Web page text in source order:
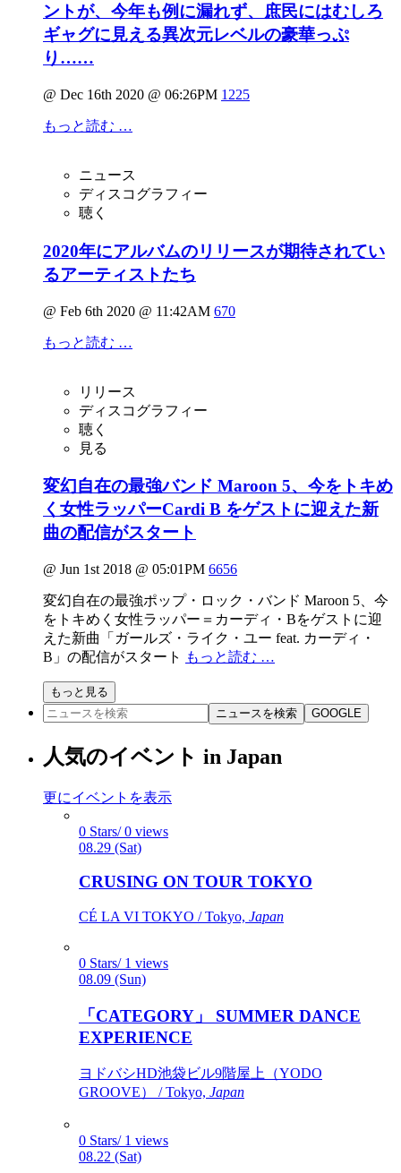
ントが、今年も例に漏れず、庶民にはむしろ
ギャグに見える異次元レベルの豪華っぷ
り……
@ Dec 16th 2020 @ 06:26PM 1225
もっと読む …
ニュース
ディスコグラフィー
聴く
2020年にアルバムのリリースが期待されてい
るアーティストたち
@ Feb 6th 2020 @ 11:42AM 670
もっと読む …
リリース
ディスコグラフィー
聴く
見る
変幻自在の最強バンド Maroon 5、今をトキめ
く女性ラッパーCardi B をゲストに迎えた新
曲の配信がスタート
@ Jun 1st 2018 @ 05:01PM 6656
変幻自在の最強ポップ・ロック・バンド Maroon 5、今
をトキめく女性ラッパー＝カーディ・Bをゲストに迎
えた新曲「ガールズ・ライク・ユー feat. カーディ・
B」の配信がスタート
もっと読む …
もっと見る
ニュースを検索
GOOGLE
人気のイベント in Japan
更にイベントを表示
0 Stars/ 0 views
08.29 (Sat)
CRUSING ON TOUR TOKYO
CÉ LA VI TOKYO / Tokyo, Japan
0 Stars/ 1 views
08.09 (Sun)
「CATEGORY」 SUMMER DANCE
EXPERIENCE
ヨドバシHD池袋ビル9階屋上（YODO
GROOVE） / Tokyo, Japan
0 Stars/ 1 views
08.22 (Sat)